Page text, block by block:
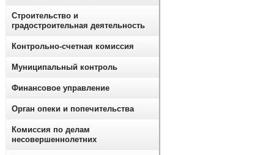
Строительство и
градостроительная деятельность
Контрольно-счетная комиссия
Муниципальный контроль
Финансовое управление
Орган опеки и попечительства
Комиссия по делам
несовершеннолетних